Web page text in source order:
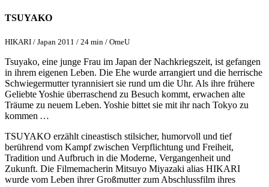
TSUYAKO
HIKARI / Japan 2011 / 24 min / OmeU
Tsuyako, eine junge Frau im Japan der Nachkriegszeit, ist gefangen
in ihrem eigenen Leben. Die Ehe wurde arrangiert und die herrische
Schwiegermutter tyrannisiert sie rund um die Uhr. Als ihre frühere
Geliebte Yoshie überraschend zu Besuch kommt, erwachen alte
Träume zu neuem Leben. Yoshie bittet sie mit ihr nach Tokyo zu
kommen …
TSUYAKO erzählt cineastisch stilsicher, humorvoll und tief
berührend vom Kampf zwischen Verpflichtung und Freiheit,
Tradition und Aufbruch in die Moderne, Vergangenheit und
Zukunft. Die Filmemacherin Mitsuyo Miyazaki alias HIKARI
wurde vom Leben ihrer Großmutter zum Abschlussfilm ihres